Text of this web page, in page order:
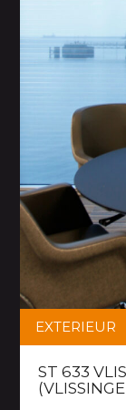
EXTERIEUR
ST 633